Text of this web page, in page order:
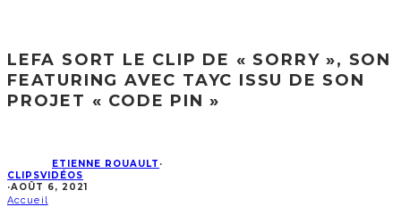
LEFA SORT LE CLIP DE « SORRY », SON
FEATURING AVEC TAYC ISSU DE SON
PROJET « CODE PIN »
ETIENNE ROUAULT ·
CLIPSVIDÉOS
·AOÛT 6, 2021
Accueil